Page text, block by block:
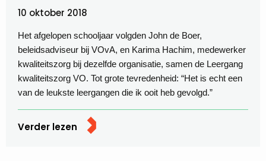
10 oktober 2018
Het afgelopen schooljaar volgden John de Boer,
beleidsadviseur bij VOvA, en Karima Hachim, medewerker
kwaliteitszorg bij dezelfde organisatie, samen de Leergang
kwaliteitszorg VO. Tot grote tevredenheid: “Het is echt een
van de leukste leergangen die ik ooit heb gevolgd.”
Verder lezen